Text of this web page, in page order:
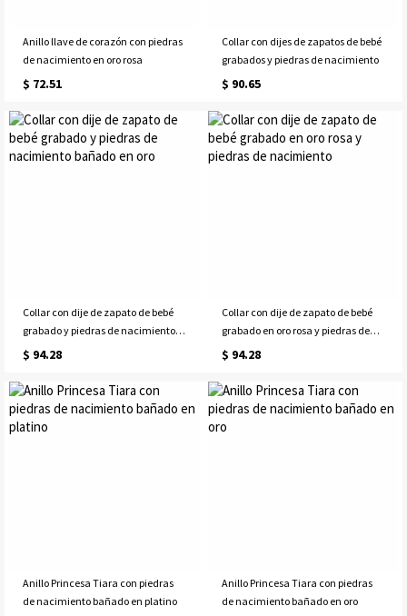
Anillo llave de corazón con piedras
de nacimiento en oro rosa
$ 72.51
Collar con dijes de zapatos de bebé
grabados y piedras de nacimiento
$ 90.65
Collar con dije de zapato de bebé
grabado y piedras de nacimiento
bañado en oro
$ 94.28
Collar con dije de zapato de bebé
grabado en oro rosa y piedras de
nacimiento
$ 94.28
Anillo Princesa Tiara con piedras
de nacimiento bañado en platino
Anillo Princesa Tiara con piedras
de nacimiento bañado en oro